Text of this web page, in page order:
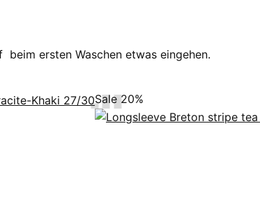
ersten Waschen etwas eingehen.
Sale 20%